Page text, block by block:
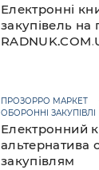
Електронні
закупівель на
Електронний
альтернатива
закупівлям
ПРОЗОРРО МАРКЕТ
ОБОРОННІ ЗАКУПІВЛІ